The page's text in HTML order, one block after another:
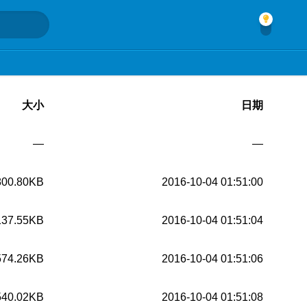
大小 日期
— —
2016-10-04 01:51:00
2016-10-04 01:51:04
2016-10-04 01:51:06
2016-10-04 01:51:08